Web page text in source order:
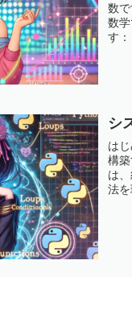
数
数
す
シ
は
構
は
法